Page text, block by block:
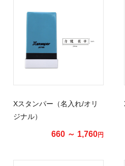
Xスタンパー（名入れ/オリ
ジナル）
660 ～ 1,760円